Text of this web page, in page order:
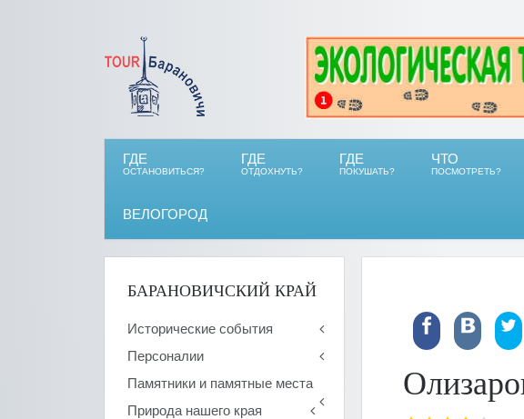
ГДЕ
ОСТАНОВИТЬСЯ?
ГДЕ
ОТДОХНУТЬ?
ГДЕ
ПОКУШАТЬ?
ЧТО
ПОСМОТРЕТЬ?
ВЕЛОГОРОД
БАРАНОВИЧСКИЙ КРАЙ
Исторические события
Персоналии
Памятники и памятные места
Природа нашего края